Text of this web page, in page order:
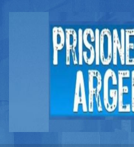
Buscador
Documentos